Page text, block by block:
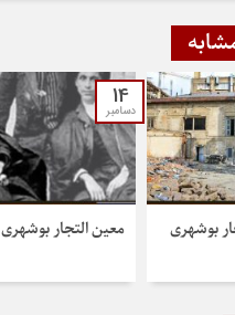
بوشهری
14
دسامبر
معین التجار بوشهری